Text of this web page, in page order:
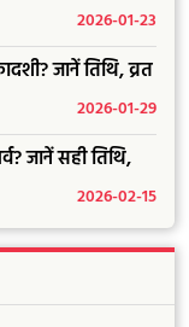
2026-01-23
जानें तिथि, व्रत
2026-01-29
जानें सही तिथि,
2026-02-15